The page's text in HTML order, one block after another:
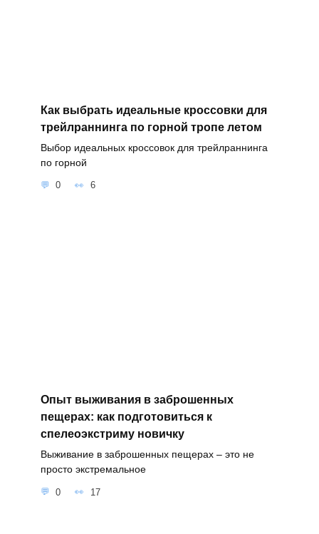
Как выбрать идеальные кроссовки для
трейлраннинга по горной тропе летом
Выбор идеальных кроссовок для трейлраннинга
по горной
0 6
Опыт выживания в заброшенных
пещерах: как подготовиться к
спелеоэкстриму новичку
Выживание в заброшенных пещерах – это не
просто экстремальное
0 17